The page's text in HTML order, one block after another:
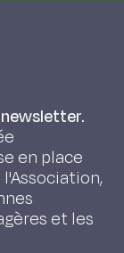
en place
et les